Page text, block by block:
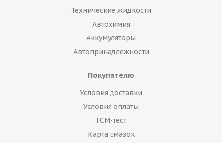
Технические жидкости
Автохимия
Аккумуляторы
Автопринадлежности
Покупателю
Условия доставки
Условия оплаты
ГСМ-тест
Карта смазок